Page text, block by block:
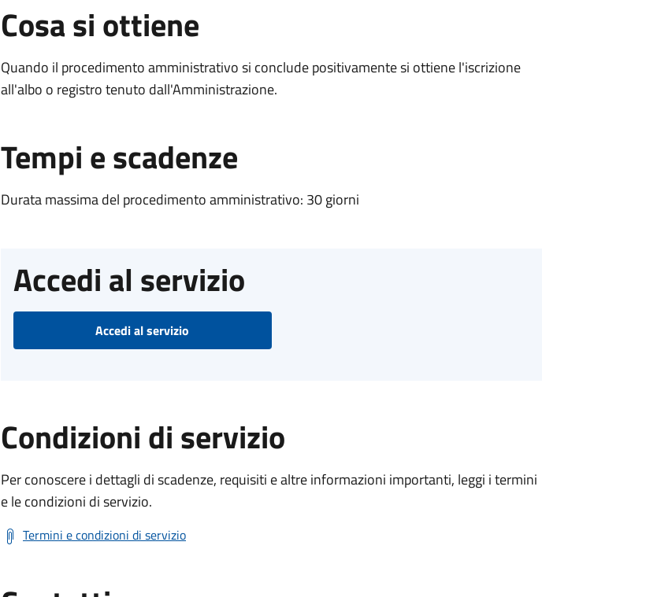
Cosa si ottiene
Quando il procedimento amministrativo si conclude positivamente si ottiene l'iscrizione
all'albo o registro tenuto dall'Amministrazione.
Tempi e scadenze
Durata massima del procedimento amministrativo: 30 giorni
Accedi al servizio
Accedi al servizio
Condizioni di servizio
Per conoscere i dettagli di scadenze, requisiti e altre informazioni importanti, leggi i termini
e le condizioni di servizio.
Termini e condizioni di servizio